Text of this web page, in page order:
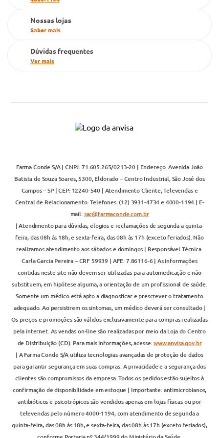
Televendas
Nossas lojas
Saber mais
Dúvidas frequentes
Ver mais
Farma Conde S/A | CNPJ: 71.605.265/0213-20 | Endereço: Avenida João
Batista de Souza Soares, 5300, Eldorado – Centro Industrial, São José dos
Campos – SP | CEP: 12240-540 | Atendimento Cliente, Televendas e
Central de Relacionamento: Telefones: (12) 3931-4734 e 4000-1194 | E-
mail:sac@farmaconde.com.br
| Atendimento para dúvidas, elogios e reclamações de segunda a quinta-
feira, das 08h às 18h, e sexta-feira, das 08h às 17h (exceto feriados). Não
realizamos atendimento aos sábados e domingos | Responsável Técnica:
Carla Garcia Pereira – CRF 59939 | AFE: 7.86116-6 | As informações
contidas neste site não devem ser utilizadas para automedicação e não
substituem, em hipótese alguma, a orientação de um profissional de saúde.
Somente um médico está apto a diagnosticar e prescrever o tratamento
adequado. Ao persistirem os sintomas, um médico deverá ser consultado |
Os preços e promoções são válidos exclusivamente para compras realizadas
pela internet. As vendas on-line são realizadas por meio da Loja do Centro
de Distribuição (CD). Para mais informações, acesse:www.anvisa.gov.br
| A Farma Conde S/A utiliza tecnologias avançadas de proteção de dados
para garantir segurança em suas compras. A privacidade e a segurança dos
clientes são compromissos da empresa. Todos os pedidos estão sujeitos à
confirmação de disponibilidade em estoque | Importante: antimicrobianos,
antibióticos e psicotrópicos são vendidos apenas em lojas físicas ou por
televendas pelo número 4000-1194, com atendimento de segunda a
quinta-feira, das 08h às 18h, e sexta-feira, das 08h às 17h (exceto feriados),